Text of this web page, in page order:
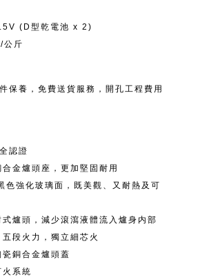
(D型乾電池 x 2)
公斤
保養，免費送貨服務，開孔工程費用
認證
金爐頭座，更加堅固耐用
色強化玻璃面，既美觀、又耐熱及可
爐頭，減少滾瀉液體流入爐身内部
段火力，獨立細芯火
銅合金爐頭蓋
系統